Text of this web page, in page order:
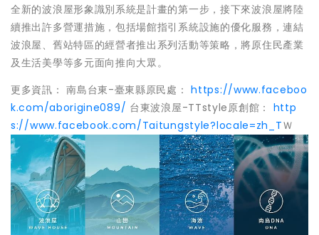
全新的波浪屋形象識別系統是計畫的第一步，接下來波浪屋將陸
續推出許多營運措施，包括場館指引系統設施的優化服務，連結
波浪屋、舊站特區的經營者推出系列活動等策略，將原住民產業
及生活美學等多元面向推向大眾。
更多資訊： 南島台東-臺東縣原民處：https://www.faceboo
k.com/aborigine089/ 台東波浪屋-TTstyle原創館： http
s://www.facebook.com/Taitungstyle?locale=zh_TＷ